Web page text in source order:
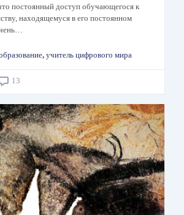
постоянный доступ обучающегося к
находящемуся в его постоянном
, учитель цифрового мира
13